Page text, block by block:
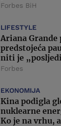
Forbes BiH
LIFESTYLE
Ariana Grande
predstojeća
niti je
Forbes
EKONOMIJA
Kina podigla
nuklearne
Ko je na vrhu,